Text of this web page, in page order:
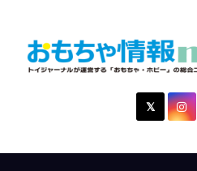
おもちゃ情報
トイジャーナルが運営する「